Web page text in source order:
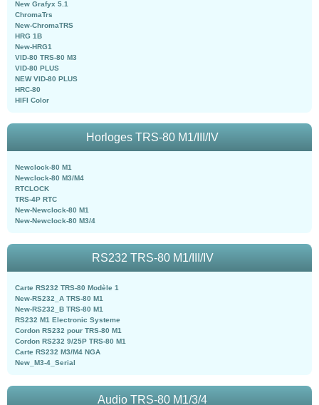
New Grafyx 5.1
ChromaTrs
New-ChromaTRS
HRG 1B
New-HRG1
VID-80 TRS-80 M3
VID-80 PLUS
NEW VID-80 PLUS
HRC-80
HIFI Color
Horloges TRS-80 M1/III/IV
Newclock-80 M1
Newclock-80 M3/M4
RTCLOCK
TRS-4P RTC
New-Newclock-80 M1
New-Newclock-80 M3/4
RS232 TRS-80 M1/III/IV
Carte RS232 TRS-80 Modèle 1
New-RS232_A TRS-80 M1
New-RS232_B TRS-80 M1
RS232 M1 Electronic Systeme
Cordon RS232 pour TRS-80 M1
Cordon RS232 9/25P TRS-80 M1
Carte RS232 M3/M4 NGA
New_M3-4_Serial
Audio TRS-80 M1/3/4